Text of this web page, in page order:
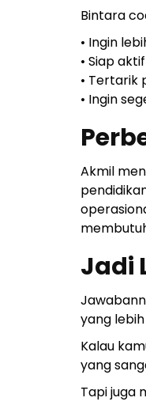
Bintara
• Ingin
• Siap
• Tertarik
• Ingin
Akmil
Jadi
yang
Kalau
yang
Tapi juga